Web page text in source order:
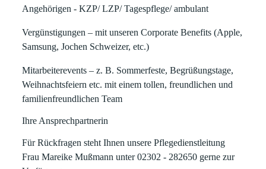
Angehörigen - KZP/ LZP/ Tagespflege/ ambulant
Vergünstigungen – mit unseren Corporate Benefits (Apple,
Samsung, Jochen Schweizer, etc.)
Mitarbeiterevents – z. B. Sommerfeste, Begrüßungstage,
Weihnachtsfeiern etc. mit einem tollen, freundlichen und
familienfreundlichen Team
Ihre Ansprechpartnerin
Für Rückfragen steht Ihnen unsere Pflegedienstleitung
Frau Mareike Mußmann unter 02302 - 282650 gerne zur